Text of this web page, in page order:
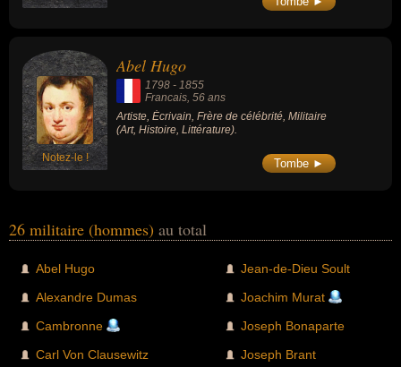
par Napoléon Ier en 1804, est surnommé par
Notez-le !
Abel Hugo
1798 - 1855
Francais , 56 ans
Artiste, Écrivain, Frère de célébrité, Militaire
(Art, Histoire, Littérature).
Tombe ►
26 militaire (hommes) au total
Abel Hugo
Alexandre Dumas
Cambronne
Carl Von Clausewitz
Jean-de-Dieu Soult
Joachim Murat
Joseph Bonaparte
Joseph Brant